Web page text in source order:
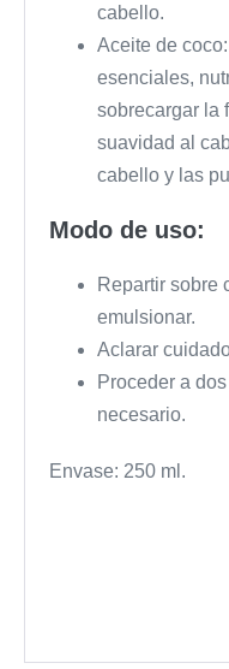
cabello.
Aceite de
esenciales,
sobrecargar la
suavidad al
cabello y las
Modo de uso:
Repartir sobre
emulsionar.
Aclarar
Proceder a
necesario.
Envase: 250 ml.